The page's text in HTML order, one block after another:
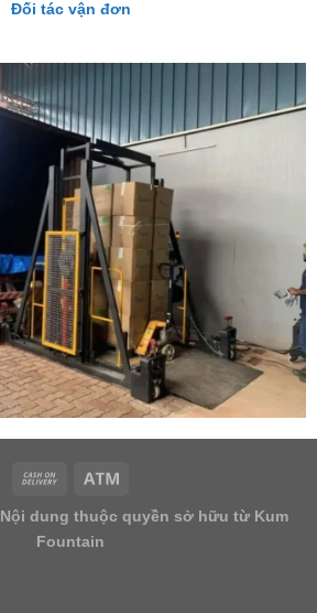
Đối tác vận đơn
Nội dung thuộc quyền sở hữu từ Kum
Fountain